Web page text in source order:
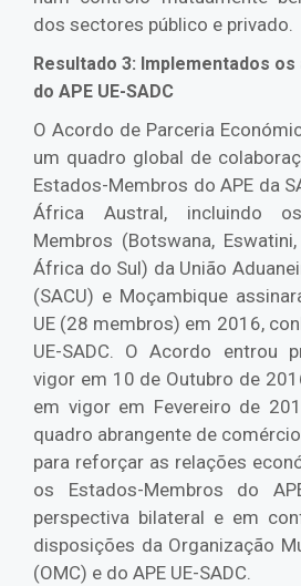
dos sectores público e privado.
Resultado 3: Implementados
do APE UE-SADC
O Acordo de Parceria
um quadro global de
Estados-Membros do APE da
África Austral, incluindo
Membros (Botswana,
África do Sul) da União
(SACU) e Moçambique
UE (28 membros) em 2016,
UE-SADC. O Acordo entrou
vigor em 10 de Outubro de
em vigor em Fevereiro de
quadro abrangente de
para reforçar as relações
os Estados-Membros do
perspectiva bilateral e em
disposições da Organização
(OMC) e do APE UE-SADC.